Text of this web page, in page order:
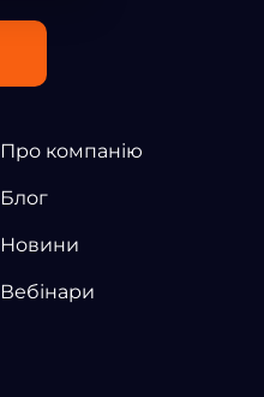
Про компанію
Блог
Новини
Вебінари